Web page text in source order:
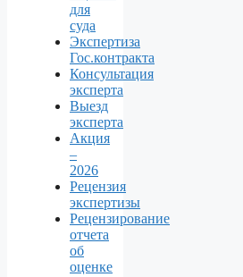
для
суда
Экспертиза
Гос.контракта
Консультация
эксперта
Выезд
эксперта
Акция
–
2026
Рецензия
экспертизы
Рецензирование
отчета
об
оценке